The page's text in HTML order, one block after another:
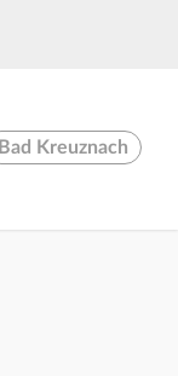
Bad Kreuznach